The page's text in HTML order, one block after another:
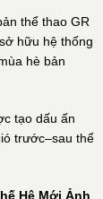
thể thao GR
hữu hệ thống
hè bản
tạo dấu ấn
trước–sau thể